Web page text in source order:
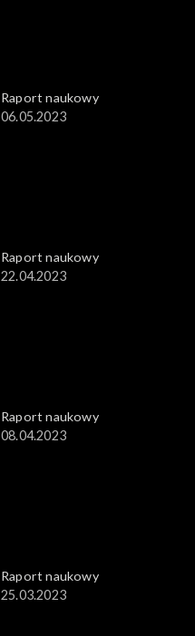
Raport naukowy
06.05.2023
Raport naukowy
22.04.2023
Raport naukowy
08.04.2023
Raport naukowy
25.03.2023